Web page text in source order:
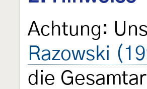
Achtung:
Razowski
die